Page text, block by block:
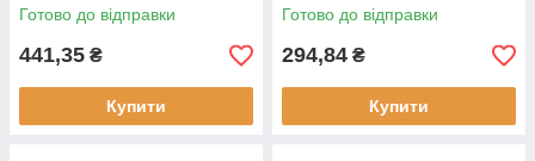
Новий Для SUP серфінгу
Готово до відправки
441,35 ₴
Купити
універсальний дизайн
Готово до відправки
294,84 ₴
Купити